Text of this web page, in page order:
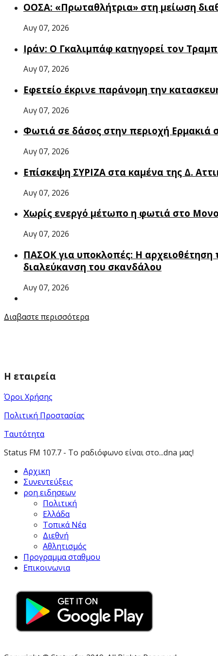
ΟΟΣΑ: «Πρωταθλήτρια» στη μείωση
Αυγ 07, 2026
Ιράν: Ο Γκαλιμπάφ κατηγορεί τον
Αυγ 07, 2026
Εφετείο έκρινε παράνομη την
Αυγ 07, 2026
Φωτιά σε δάσος στην περιοχή Ερμακιά
Αυγ 07, 2026
Επίσκεψη ΣΥΡΙΖΑ στα καμένα της Δ.
Αυγ 07, 2026
Χωρίς ενεργό μέτωπο η φωτιά στο
Αυγ 07, 2026
ΠΑΣΟΚ για υποκλοπές: Η αρχειοθέτηση
διαλεύκανση του σκανδάλου
Αυγ 07, 2026
Διαβαστε περισσότερα
Η εταιρεία
Όροι Χρήσης
Πολιτική Προστασίας
Ταυτότητα
Status FM 107.7 - Το ραδιόφωνο είναι στο...dna μας!
Αρχικη
Συνεντεύξεις
ροη ειδησεων
Πολιτική
Ελλάδα
Τοπικά Νέα
Διεθνή
Αθλητισμός
Προγραμμα σταθμου
Επικοινωνια